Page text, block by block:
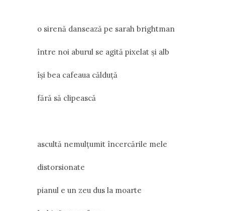
o sirenă dansează pe sarah brightman
între noi aburul se agită pixelat și alb
își bea cafeaua călduță
fără să clipească
ascultă nemulțumit încercările mele
distorsionate
pianul e un zeu dus la moarte